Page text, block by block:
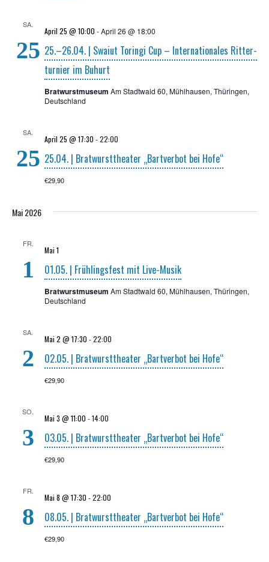
SA.
25 25.–26.04. | Swai­ut Torin­gi Cup – Inter­na­tio­na­les Rit­ter­
tur­nier im Buhurt
April 25 @ 10:00 -April 26 @ 18:00
Bratwurstmuseum Am Stadtwald 60, Mühlhausen, Thüringen,
Deutschland
SA.
25 25.04. | Brat­wurst­thea­ter „Bart­ver­bot bei Hofe“
April 25 @ 17:30 -22:00
€29,90
Mai 2026
FR.
1 01.05. | Früh­lings­fest mit Live-Musik
Mai 1
Bratwurstmuseum Am Stadtwald 60, Mühlhausen, Thüringen,
Deutschland
SA.
2 02.05. | Brat­wurst­thea­ter „Bart­ver­bot bei Hofe“
Mai 2 @ 17:30 -22:00
€29,90
SO.
3 03.05. | Brat­wurst­thea­ter „Bart­ver­bot bei Hofe“
Mai 3 @ 11:00 -14:00
€29,90
FR.
8 08.05. | Brat­wurst­thea­ter „Bart­ver­bot bei Hofe“
Mai 8 @ 17:30 -22:00
€29,90